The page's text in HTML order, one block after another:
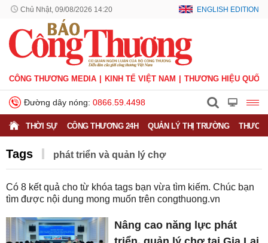
Chủ Nhật, 09/08/2026 14:20 ENGLISH EDITION
CÔNG THƯƠNG MEDIA KINH TẾ VIỆT NAM THƯƠNG HIỆU QUỐC
Đường dây nóng: 0866.59.4498
THỜI SỰ CÔNG THƯƠNG 24H QUẢN LÝ THỊ TRƯỜNG
Tags phát triển và quản lý chợ
Có 8 kết quả cho từ khóa tags bạn vừa tìm kiếm. Chúc bạn
tìm được nội dung mong muốn trên congthuong.vn
Nâng cao năng lực phát